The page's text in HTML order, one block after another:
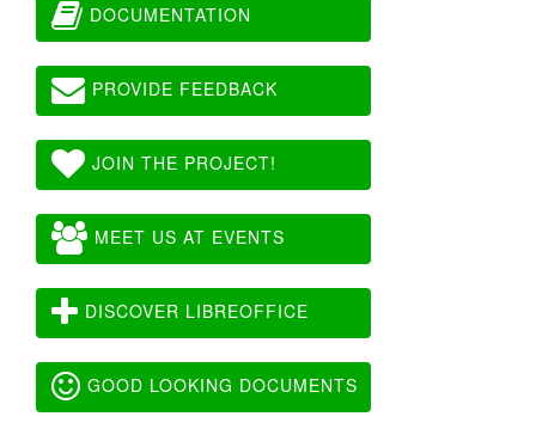
DOCUMENTATION
PROVIDE FEEDBACK
JOIN THE PROJECT!
MEET US AT EVENTS
DISCOVER LIBREOFFICE
GOOD LOOKING DOCUMENTS